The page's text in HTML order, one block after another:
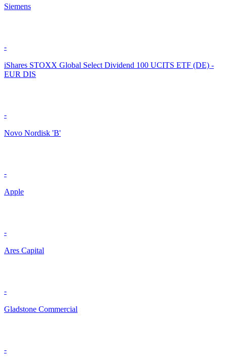
Siemens
-
iShares STOXX Global Select Dividend 100 UCITS ETF (DE) -
EUR DIS
-
Novo Nordisk 'B'
-
Apple
-
Ares Capital
-
Gladstone Commercial
-